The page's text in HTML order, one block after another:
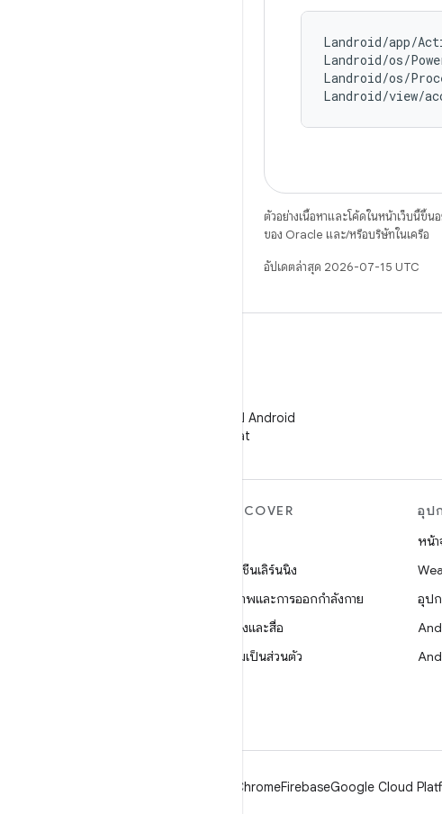
Landroid/app/
Landroid/os/
Landroid/os/
Landroid/view/
ตัวอย่างเนื้อหาและโค้ดในหน้าเว็บนี้ขึ้
ของ Oracle และ/หรือบริษัทในเครือ
อัปเดตล่าสุด 2026-07-15 UTC
ติดตามนักพัฒนาแอป Android
บน WeChat
DISCOVER
แมชชีนเลิร์นนิง
สุขภาพและการออกกำลังกาย
กล้องและสื่อ
ความเป็นส่วนตัว
อุป
หน้
อุป
ChromeFirebaseGoogle Cloud